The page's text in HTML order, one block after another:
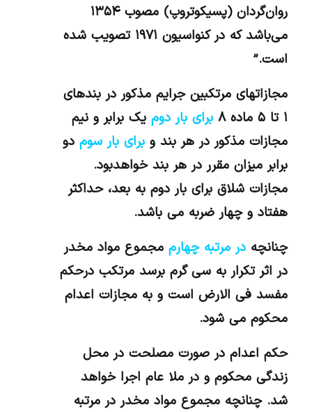
روان‌گردان (پسیکوتروپ) مصوب ۱۳۵۴
می‌باشد که در کنواسیون ۱۹۷۱ تصویب شده
است.”
مجازاتهای مرتکبین جرایم مذکور در بندهای
۱ تا ۵ ماده ۸
برای بار دوم یک برابر و نیم
مجازات مذکور در هر بند وبرای بار سوم دو
برابر میزان مقرر در هر بند خواهدبود.
مجازات شلاق برای بار دوم به بعد، حداکثر
هفتاد و چهار ضربه می باشد.
چنانچهدر مرتبه چهارم مجموع مواد مخدر
در اثر تکرار به سی گرم برسد مرتکب درحکم
مفسد فی الارض است و به مجازات اعدام
محکوم می شود.
حکم اعدام در صورت مصلحت در محل
زندگی محکوم و در ملا عام اجرا خواهد
شد. چنانچه مجموع مواد مخدر در مرتبه